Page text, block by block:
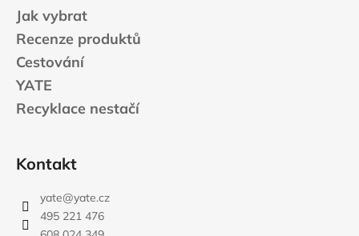
Jak vybrat
Recenze produktů
Cestování
YATE
Recyklace nestačí
Kontakt
yate@yate.cz
495 221 476